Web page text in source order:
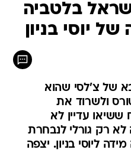
בלטביה
יוסי בניון
של צ'לסי שהוא
ולשרוד את
ששיאו עדיין לא
רק גורלי לנבחרת
ליוסי בניון. יצפה